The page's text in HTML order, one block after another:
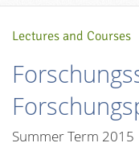
Lectures and Courses
Summer Term 2015